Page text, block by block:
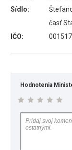
Sídlo:
časť
IČO:
Hodnotenia